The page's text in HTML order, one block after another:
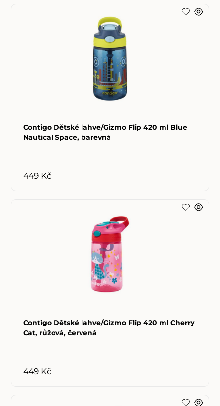
Contigo Dětské lahve/Gizmo Flip 420 ml Blue
Nautical Space, barevná
449 Kč
Contigo Dětské lahve/Gizmo Flip 420 ml Cherry
Cat, růžová, červená
449 Kč